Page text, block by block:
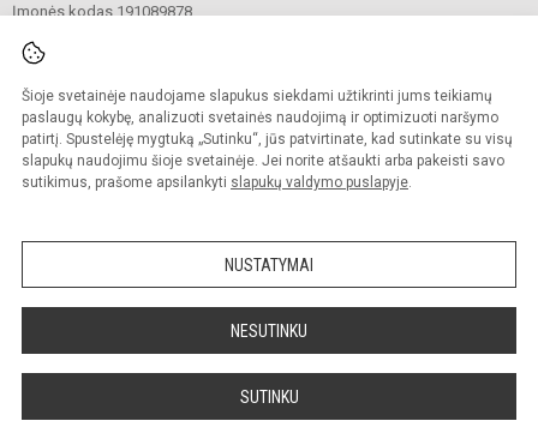
Šioje svetainėje naudojame slapukus siekdami užtikrinti jums teikiamų
paslaugų kokybę, analizuoti svetainės naudojimą ir optimizuoti naršymo
patirtį. Spustelėję mygtuką „Sutinku“, jūs patvirtinate, kad sutinkate su visų
slapukų naudojimu šioje svetainėje. Jei norite atšaukti arba pakeisti savo
sutikimus, prašome apsilankyti slapukų valdymo puslapyje.
NUSTATYMAI
NESUTINKU
SUTINKU
Įmonės kodas 191089878
© 2025. Kauno r. Babtų gimnazija. Visos teisės saugomos.
Kopijuoti turinį be raštiško gimnazijos sutikimo griežtai draudžiama.
Prieinamumo paraiška Slapukų politika
Sumanus būdas atnaujinti